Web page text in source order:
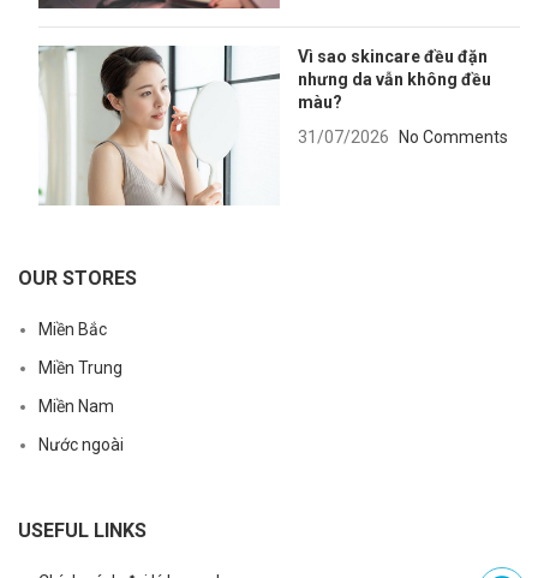
Vì sao skincare đều đặn
nhưng da vẫn không đều
màu?
31/07/2026
No Comments
OUR STORES
Miền Bắc
Miền Trung
Miền Nam
Nước ngoài
USEFUL LINKS